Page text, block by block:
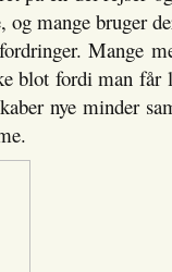
og mange bruger
Mange
blot fordi man får
nye minder